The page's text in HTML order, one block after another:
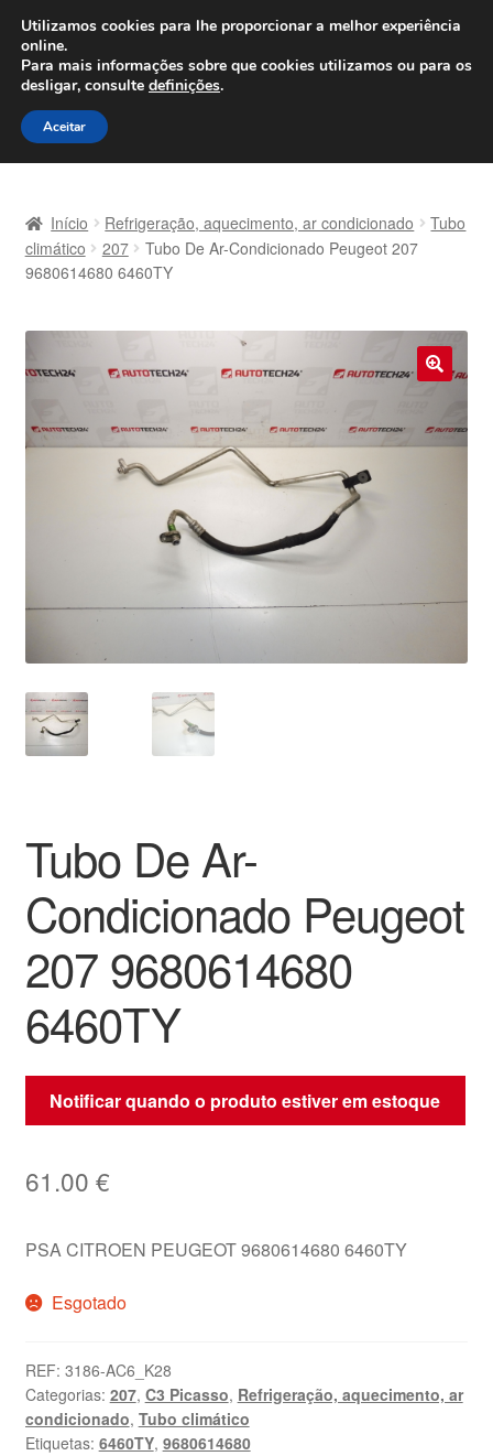
ENVIO a partir de 7 EUR
Seg-Sex, das 9h às 16h800 500 967
Ir
para
a
Saltar
para
o
Carrinho
Minha conta
Política de Privacidade
Procedimento de Reclamação
Termos e Condições
Transporte
Início Refrigeração, aquecimento, ar condicionado
Tubo
climático
207
Tubo De Ar-Condicionado Peugeot 207
9680614680 6460TY
Tubo De Ar-
Condicionado Peugeot
207 9680614680
6460TY
Notificar quando o produto estiver em estoque
61.00 €
PSA CITROEN PEUGEOT 9680614680 6460TY
Esgotado
REF: 3186-AC6_K28
Categorias: 207, C3 Picasso, Refrigeração, aquecimento, ar
condicionado, Tubo climático
Etiquetas: 6460TY, 9680614680
Utilizamos cookies para lhe proporcionar a melhor experiência
online.
Para mais informações sobre que cookies utilizamos ou para os
desligar, consulte definições.
Aceitar